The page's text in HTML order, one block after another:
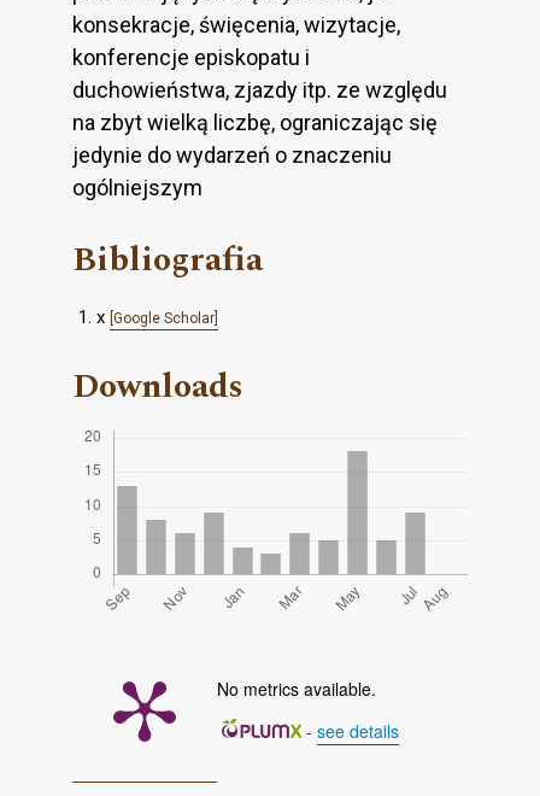
konsekracje, święcenia, wizytacje,
konferencje episkopatu i
duchowieństwa, zjazdy itp. ze względu
na zbyt wielką liczbę, ograniczając się
jedynie do wydarzeń o znaczeniu
ogólniejszym
Bibliografia
x [Google Scholar]
Downloads
No metrics available.
- see details